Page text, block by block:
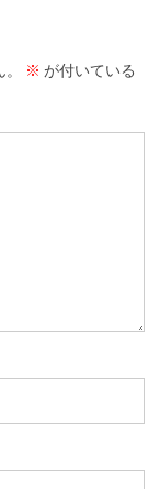
※ が付いている